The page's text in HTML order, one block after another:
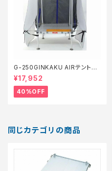
G-250GINKAKU AIRテント
【特価装備】【40】
¥17,952
40%OFF
同じカテゴリの商品